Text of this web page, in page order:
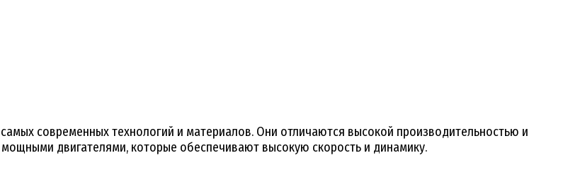
современных технологий и материалов. Они отличаются высокой производительностью и
двигателями, которые обеспечивают высокую скорость и динамику.